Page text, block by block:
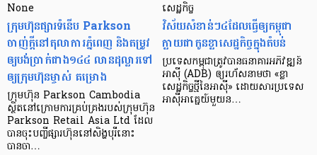
None
ក្រុមហ៊ុនផ្សារទំនើប Parkson
ចាញ់ក្ដីនៅតុលាការភ្នំពេញ និងតម្រូវ
ឲ្យបង់ប្រាក់ជាង១៤៤ លានដុល្លារទៅ
ឲ្យក្រុមហ៊ុនម្ចាស់ គម្រោង
ក្រុមហ៊ុន Parkson Cambodia
ស្ថិតនៅក្រោមការគ្រប់គ្រងរបស់ក្រុមហ៊ុន
Parkson Retail Asia Ltd ដែល
បានចុះបញ្ចីផ្សារហ៊ុននៅសិង្ហបុរីនោះ
បានចា…
សេដ្ឋកិច្ច​
វិស័យ​សំខាន់ៗ​៤​ដែល​ធ្វើ​ឲ្យ​កម្ពុជា​
ក្លាយ​ជា​កូន​ខ្លា​សេដ្ឋកិច្ច​ក្នុង​តំបន់
ប្រទេស​កម្ពុជា​ត្រូវ​បាន​ធនាគារ​អភិវឌ្ឍន៍​
អាស៊ី (ADB) ឲ្យ​រហ័ស​នាមថា «ខ្លា​
សេដ្ឋកិច្ច​ថ្មី​នៃ​អាស៊ី» ដោយសារ​ប្រទេស​
អាស៊ី​អាគ្នេយ៍​មួយ​ន…